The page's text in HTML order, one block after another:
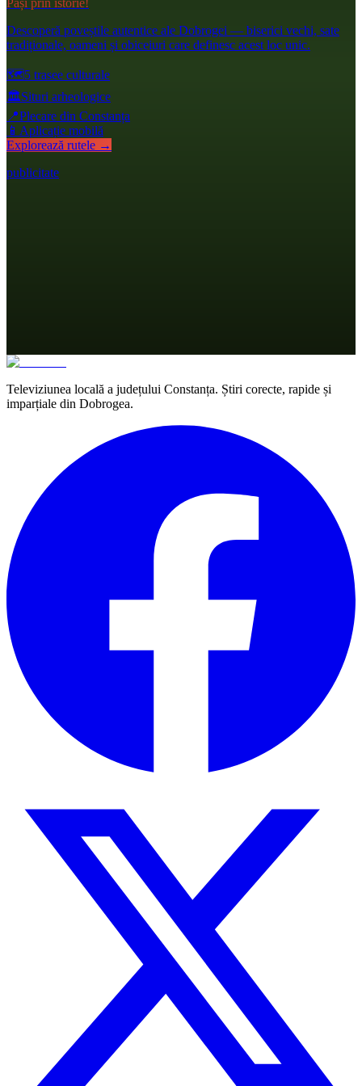
Descoperă poveștile autentice ale Dobrogei — biserici vechi, sate
tradiționale, oameni și obiceiuri care definesc acest loc unic.
🗺️5 trasee culturale
🏛️Situri arheologice
📍Plecare din Constanța
📱 Aplicație mobilă
Explorează rutele →
publicitate
Televiziunea locală a județului Constanța. Știri corecte, rapide și
imparțiale din Dobrogea.